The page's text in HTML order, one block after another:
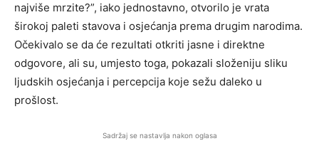
najviše mrzite?”, iako jednostavno, otvorilo je vrata
širokoj paleti stavova i osjećanja prema drugim narodima.
Očekivalo se da će rezultati otkriti jasne i direktne
odgovore, ali su, umjesto toga, pokazali složeniju sliku
ljudskih osjećanja i percepcija koje sežu daleko u
prošlost.
Sadržaj se nastavlja nakon oglasa